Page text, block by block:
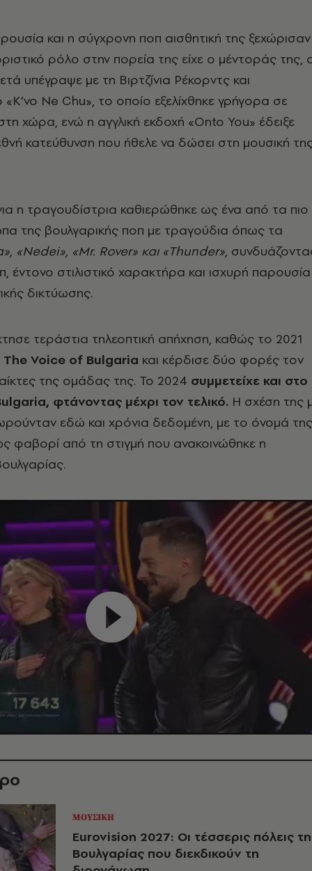
και η σύγχρονη ποπ αισθητική της ξεχώρισαν
ρόλο στην πορεία της είχε ο μέντοράς της,
υπέγραψε με τη Βιρτζίνια Ρέκορντς και
Ne Chu», το οποίο εξελίχθηκε γρήγορα σε
χώρα, ενώ η αγγλική εκδοχή «Onto You» έδειξε
κατεύθυνση που ήθελε να δώσει στη μουσική
η τραγουδίστρια καθιερώθηκε ως ένα από τα πιο
της βουλγαρικής ποπ με τραγούδια όπως τα
«Nedei», «Mr. Rover» και «Thunder»,
έντονο στιλιστικό χαρακτήρα και ισχυρή παρουσία
δικτύωσης.
τεράστια τηλεοπτική απήχηση, καθώς το 2021
Voice of Bulgaria και κέρδισε δύο φορές τον
της ομάδας της. Το 2024 συμμετείχε και στο
φτάνοντας μέχρι τον τελικό. Η σχέση της
εδώ και χρόνια δεδομένη, με το όνομά της
φαβορί από τη στιγμή που ανακοινώθηκε η
ΜΟΥΣΙΚΗ
Eurovision 2027: Οι τέσσερις πόλεις
Βουλγαρίας που διεκδικούν τη